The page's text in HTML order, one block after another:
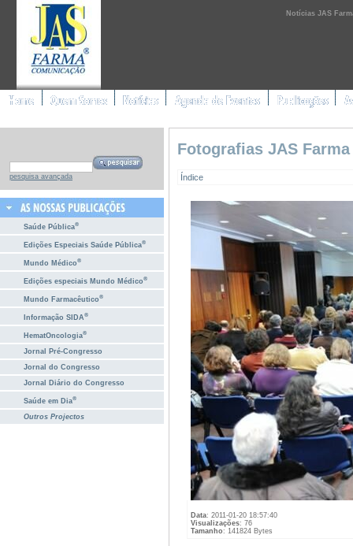
Notícias JAS
pesquisa avançada
Saúde Pública®
Edições Especiais Saúde Pública®
Mundo Médico®
Edições especiais Mundo Médico®
Mundo Farmacêutico®
Informação SIDA®
HematOncologia®
Jornal Pré-Congresso
Jornal do Congresso
Jornal Diário do Congresso
Saúde em Dia®
Outros Projectos
Fotografias JAS
Índice
Data: 2011-01-20 18:57:40
Visualizações: 76
Tamanho: 141824 Bytes